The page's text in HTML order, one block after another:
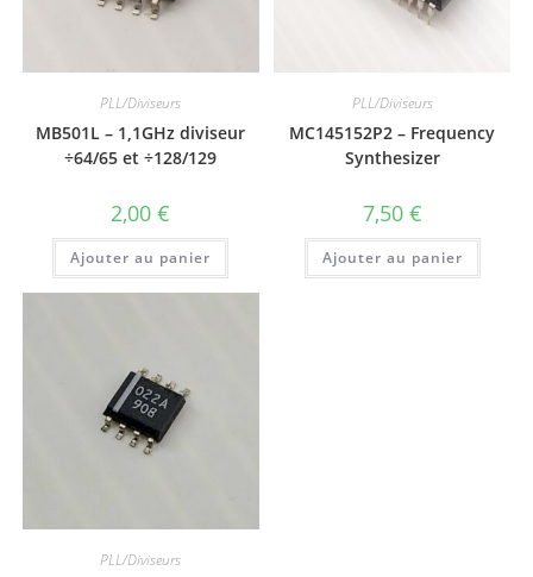
PLL/Diviseurs
MB501L – 1,1GHz diviseur
÷64/65 et ÷128/129
2,00€
Ajouter au panier
PLL/Diviseurs
MC145152P2 – Frequency
Synthesizer
7,50 €
Ajouter au panier
PLL/Diviseurs